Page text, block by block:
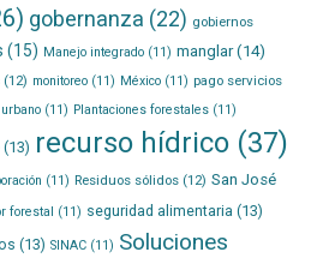
gobernanza (22) gobiernos
(15) Manejo integrado(11) manglar(14)
(12) monitoreo(11) México(11) pago servicios
(11) Plantaciones forestales(11)
(13) recurso hídrico(37)
(11) Residuos sólidos(12) San José
forestal (11) seguridad alimentaria (13)
(13) SINAC(11) Soluciones